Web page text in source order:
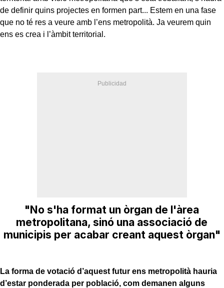
de definir quins projectes en formen part... Estem en una fase
que no té res a veure amb l’ens metropolità. Ja veurem quin
ens es crea i l’àmbit territorial.
"No s'ha format un òrgan de l'àrea
metropolitana, sinó una associació de
municipis per acabar creant aquest òrgan"
La forma de votació d’aquest futur ens metropolità hauria
d’estar ponderada per població, com demanen alguns